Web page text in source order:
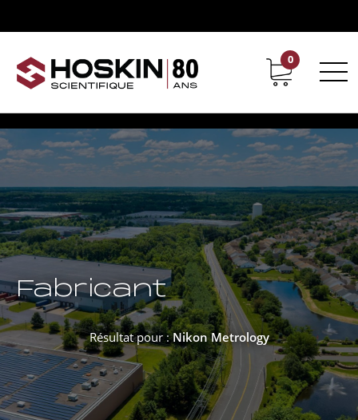
Support Carrières chez Hoskin
0
Fabricant
Résultat pour :Nikon Metrology